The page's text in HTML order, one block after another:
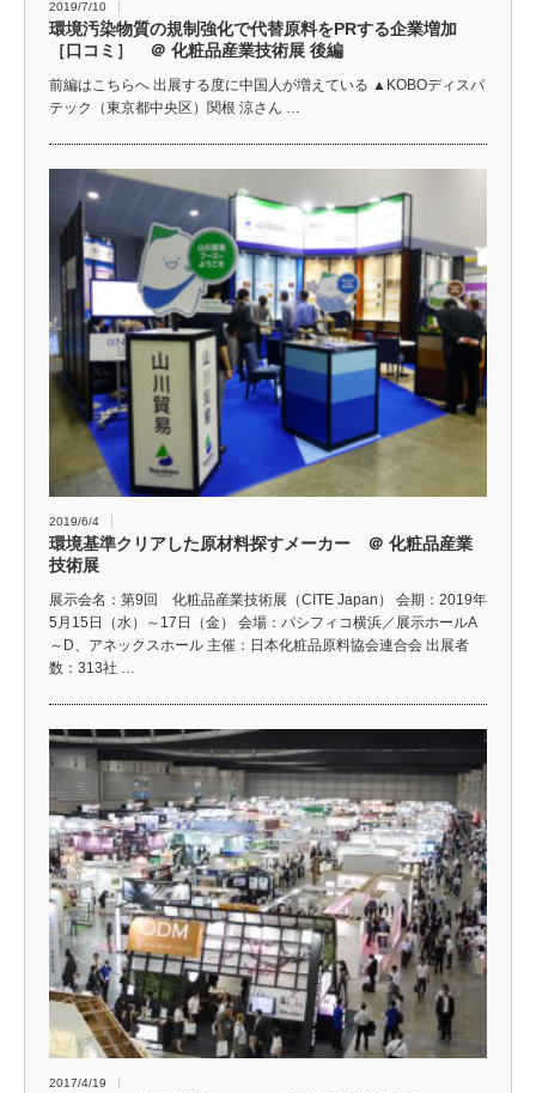
2019/7/10
環境汚染物質の規制強化で代替原料をPRする企業増加
［口コミ］ ＠ 化粧品産業技術展 後編
前編はこちらへ 出展する度に中国人が増えている ▲KOBOディスパ
テック（東京都中央区）関根 涼さん …
2019/6/4
環境基準クリアした原材料探すメーカー ＠ 化粧品産業
技術展
展示会名：第9回 化粧品産業技術展（CITE Japan） 会期：2019年
5月15日（水）～17日（金） 会場：パシフィコ横浜／展示ホールA
～D、アネックスホール 主催：日本化粧品原料協会連合会 出展者
数：313社 …
2017/4/19